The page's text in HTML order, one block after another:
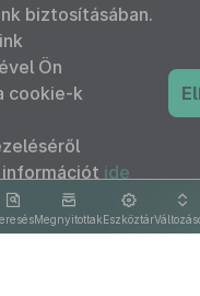
MegnyitottakEszköztár
biztosításában.
Ön
cookie-k
ide